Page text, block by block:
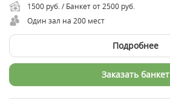
1500 руб. / Банкет от 2500 руб.
Один зал на 200 мест
Подробнее
Заказать банкет